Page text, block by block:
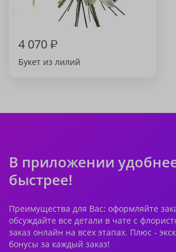
4 070₽
Букет из лилий
В приложении
быстрее!
Преимущества для Вас: оформляйте
обсуждайте все детали в чате с
заказ онлайн на всех этапах. Плюс -
бонусы за каждый заказ!